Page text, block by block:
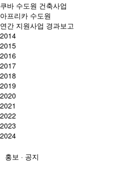
쿠바 수도원 건축사업
아프리카 수도원
연간 지원사업 경과보고
2014
2015
2016
2017
2018
2019
2020
2021
2022
2023
2024
홍보 · 공지